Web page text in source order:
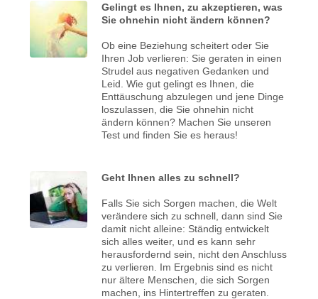
Gelingt es Ihnen, zu akzeptieren, was
Sie ohnehin nicht ändern können?
Ob eine Beziehung scheitert oder Sie
Ihren Job verlieren: Sie geraten in einen
Strudel aus negativen Gedanken und
Leid. Wie gut gelingt es Ihnen, die
Enttäuschung abzulegen und jene Dinge
loszulassen, die Sie ohnehin nicht
ändern können? Machen Sie unseren
Test und finden Sie es heraus!
Geht Ihnen alles zu schnell?
Falls Sie sich Sorgen machen, die Welt
verändere sich zu schnell, dann sind Sie
damit nicht alleine: Ständig entwickelt
sich alles weiter, und es kann sehr
herausfordernd sein, nicht den Anschluss
zu verlieren. Im Ergebnis sind es nicht
nur ältere Menschen, die sich Sorgen
machen, ins Hintertreffen zu geraten.